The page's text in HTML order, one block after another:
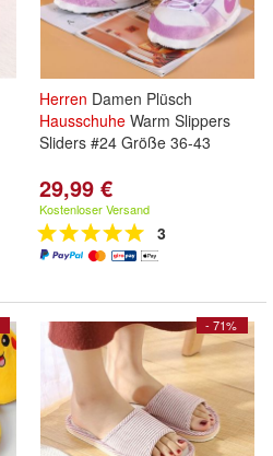
Herren Damen Plüsch
Hausschuhe Warm Slippers
Sliders #24 Größe 36-43
29,99 €
Kostenloser Versand
3
- 71%